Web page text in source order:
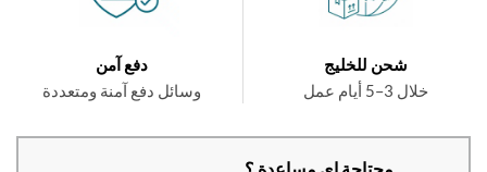
شحن للخليج
دفع آمن
وسائل دفع آمنة ومتعددة
محتاجة اي مساعدة ؟